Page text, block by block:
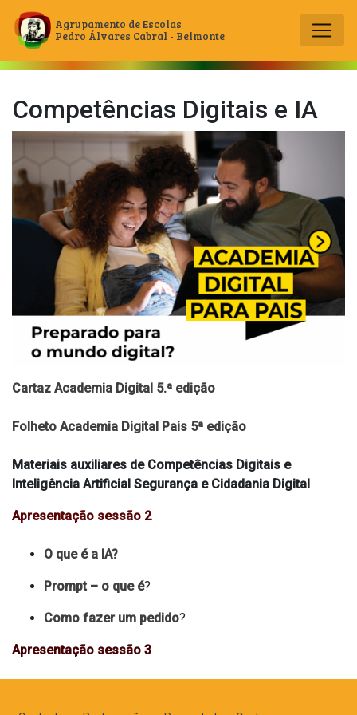
Main Navigation
Agrupamento de Escolas
Pedro Álvares Cabral - Belmonte
Competências Digitais e IA
Cartaz Academia Digital 5.ª edição
Folheto Academia Digital Pais 5ª edição
Materiais auxiliares de Competências Digitais e
Inteligência Artificial Segurança e Cidadania Digital
Apresentação sessão 2
O que é a IA?
Prompt – o que é?
Como fazer um pedido?
Apresentação sessão 3